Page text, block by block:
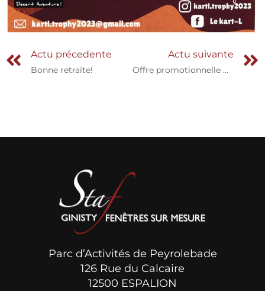
Actu précedente
Bonne retraite!
Actu suivante
Offre promotionnelle Hormann 2023
Parc d’Activités de Peyrolebade
126 Rue du Calcaire
12500 ESPALION